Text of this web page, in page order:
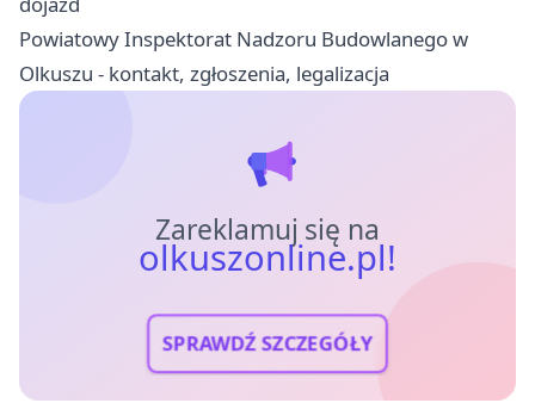
Powiatowy Inspektorat Nadzoru Budowlanego w
Olkuszu - kontakt, zgłoszenia, legalizacja
Zareklamuj się na
olkuszonline.pl!
SPRAWDŹ SZCZEGÓŁY